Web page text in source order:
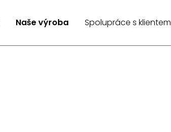
Naše výroba Spolupráce s klientem